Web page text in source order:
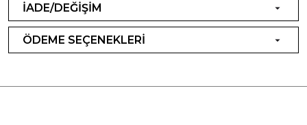
İADE/DEĞİŞİM
ÖDEME SEÇENEKLERİ